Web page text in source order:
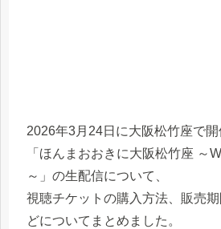
2026年3月24日に大阪松竹座で開
「ほんまおおきに大阪松竹座 ～
～」の生配信について、
視聴チケットの購入方法、販売
どについてまとめました。